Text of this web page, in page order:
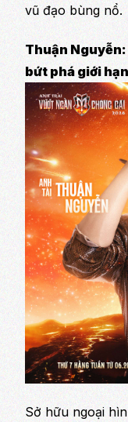
vũ đạo bùng nổ.
Thuận
bứt phá giới hạn
Sở hữu ngoại